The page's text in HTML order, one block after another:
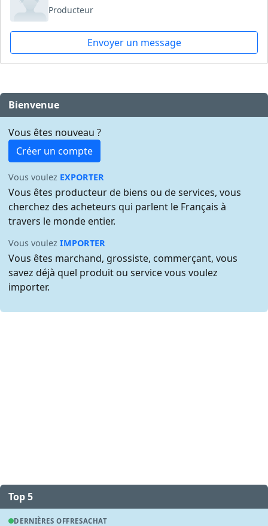
Producteur
Envoyer un message
Bienvenue
Vous êtes nouveau ?
Créer un compte
Vous voulez EXPORTER
Vous êtes producteur de biens ou de services, vous
cherchez des acheteurs qui parlent le Français à
travers le monde entier.
Vous voulezIMPORTER
Vous êtes marchand, grossiste, commerçant, vous
savez déjà quel produit ou service vous voulez
importer.
Top 5
DERNIÈRES OFFRESACHAT